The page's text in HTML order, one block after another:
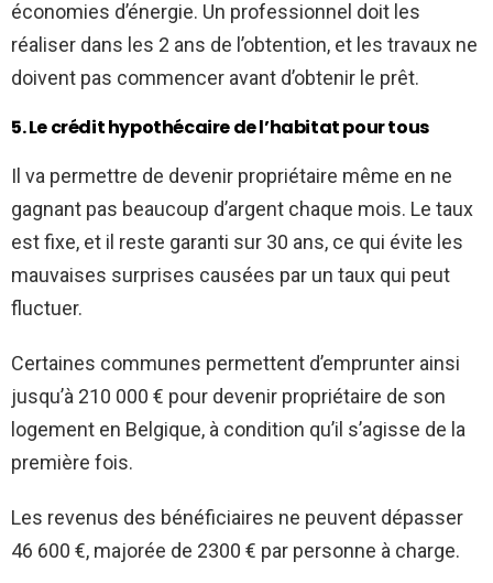
économies d’énergie. Un professionnel doit les
réaliser dans les 2 ans de l’obtention, et les travaux ne
doivent pas commencer avant d’obtenir le prêt.
5. Le crédit hypothécaire de l’habitat pour tous
Il va permettre de devenir propriétaire même en ne
gagnant pas beaucoup d’argent chaque mois. Le taux
est fixe, et il reste garanti sur 30 ans, ce qui évite les
mauvaises surprises causées par un taux qui peut
fluctuer.
Certaines communes permettent d’emprunter ainsi
jusqu’à 210 000 € pour devenir propriétaire de son
logement en Belgique, à condition qu’il s’agisse de la
première fois.
Les revenus des bénéficiaires ne peuvent dépasser
46 600 €, majorée de 2300 € par personne à charge.